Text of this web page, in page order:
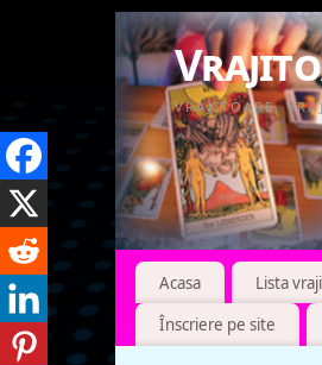
VRAJITOARE,
Acasa Lista
Înscriere pe site